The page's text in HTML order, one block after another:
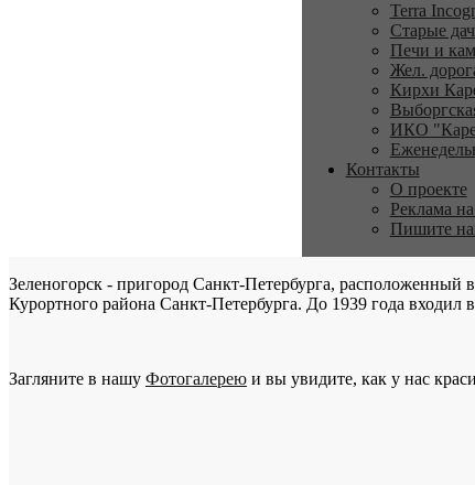
Terra
Старые
Печи и
Жел.
Кирхи
ИКО
Контакты
О проекте
Реклама
Пишите
Зеленогорск - пригород Санкт-Петербурга, расположенный
Курортного района Санкт-Петербурга. До 1939 года
Загляните в нашу Фотогалерею и вы увидите, как у нас